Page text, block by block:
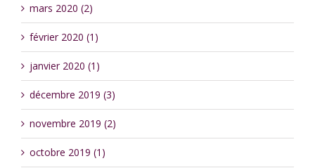
mars 2020 (2)
février 2020 (1)
janvier 2020 (1)
décembre 2019 (3)
novembre 2019 (2)
octobre 2019 (1)